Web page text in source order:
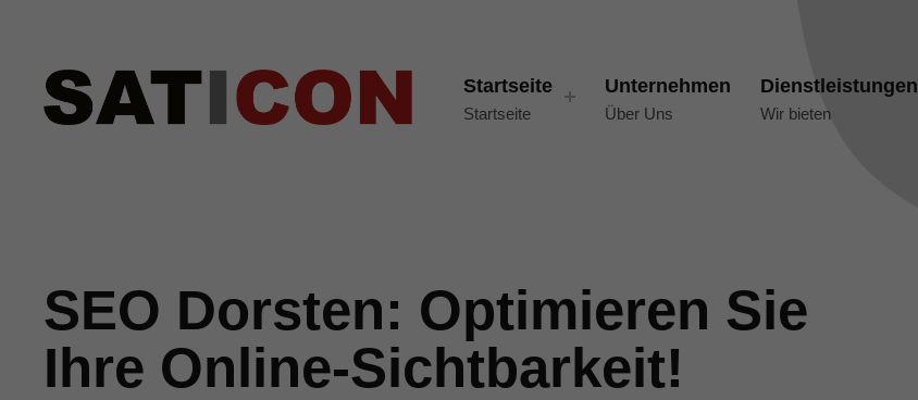
Startseite
Startseite
Unternehmen
Über Uns
Dienstleistungen
Wir bieten
SEO Dorsten: Optimieren Sie
Ihre Online-Sichtbarkeit!